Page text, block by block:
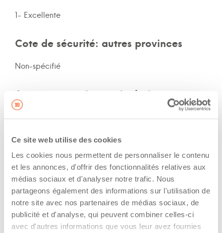
Ce site web utilise des cookies
Les cookies nous permettent de personnaliser le contenu
et les annonces, d'offrir des fonctionnalités relatives aux
médias sociaux et d'analyser notre trafic. Nous
partageons également des informations sur l'utilisation de
notre site avec nos partenaires de médias sociaux, de
publicité et d'analyse, qui peuvent combiner celles-ci
avec d'autres informations que vous leur avez fournies
1- Excellente
Cote de sécurité: autres provinces
Non-spécifié
Assurances et immatriculation
Possède ses propres assurances
l’entreprise
The driver hold a driving licence from:
quebec
Has a vehicle registered in the following
province: